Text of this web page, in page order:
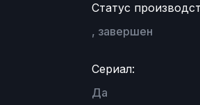
Статус
, завершен
Сериал:
Да